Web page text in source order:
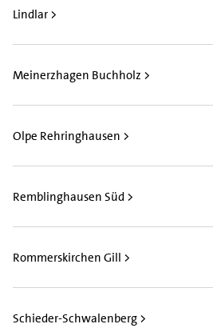
Lindlar >
Meinerzhagen Buchholz >
Olpe Rehringhausen >
Remblinghausen Süd >
Rommerskirchen Gill >
Schieder-Schwalenberg >